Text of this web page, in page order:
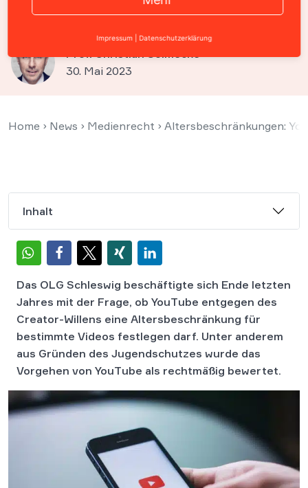
Creator-Willen hinwegsetzen
Prof. Christian Solmecke
30. Mai 2023
Home › News › Medienrecht › Altersbeschränkungen:
Inhalt
Das OLG Schleswig beschäftigte sich Ende letzten
Jahres mit der Frage, ob YouTube entgegen des
Creator-Willens eine Altersbeschränkung für
bestimmte Videos festlegen darf. Unter anderem
aus Gründen des Jugendschutzes wurde das
Vorgehen von YouTube als rechtmäßig bewertet.
Impressum Datenschutzerklärung